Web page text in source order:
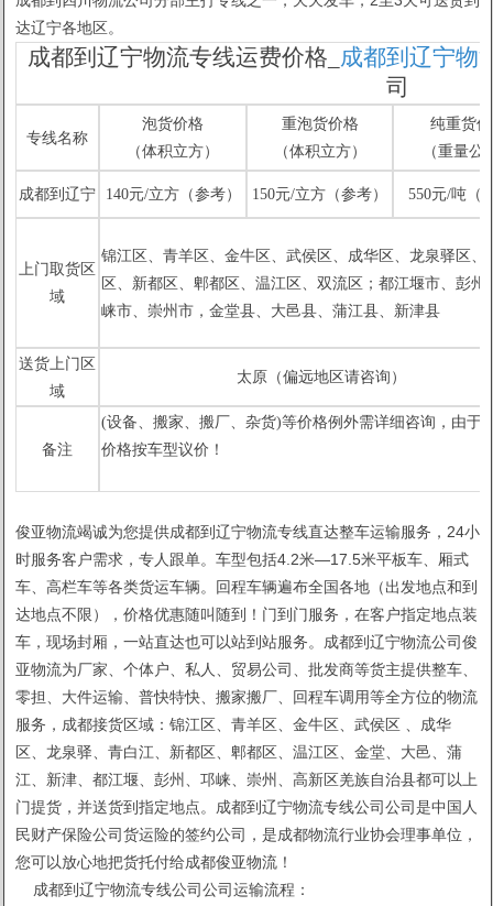
1 2
达辽宁各地区。
成都到辽宁物流专线运费价格_ 成都到辽宁物
司
专线名称
泡货价格
（体积立方）
重泡货价格
（体积立方）
纯重货
（重量公
成都到辽宁 140元/立方（参考） 150元/立方（参考） 550元/吨（
上门取货区
域
锦江区、青羊区、金牛区、武侯区、成华区、龙泉驿区、
区、新都区、郫都区、温江区、双流区；都江堰市、彭州
崃市、崇州市，金堂县、 大邑县、蒲江县、新津县
送货上门区
域
太原（偏远地区请咨询）
备注
(设备、搬家、搬厂、杂货)等价格例外需详细咨询，由于
价格按车型议价！
俊亚物流竭诚为您提供成都到辽宁物流专线直达整车运输服务，24小
时服务客户需求，专人跟单。车型包括4.2米—17.5米平板车、厢式
车、高栏车等各类货运车辆。回程车辆遍布全国各地（出发地点和到
达地点不限），价格优惠随叫随到！门到门服务，在客户指定地点装
车，现场封厢，一站直达也可以站到站服务。成都到辽宁物流公司俊
亚物流为厂家、个体户、私人、贸易公司、批发商等货主提供整车、
零担、大件运输、普快特快、搬家搬厂、回程车调用等全方位的物流
服务，成都接货区域：锦江区、青羊区、金牛区、武侯区 、成华
区、龙泉驿、青白江、新都区、郫都区、温江区、金堂、大邑、蒲
江、新津、都江堰、彭州、邛崃、崇州、高新区羌族自治县都可以上
门提货，并送货到指定地点。成都到辽宁物流专线公司公司是中国人
民财产保险公司货运险的签约公司，是成都物流行业协会理事单位，
您可以放心地把货托付给成都俊亚物流！
成都到辽宁物流专线公司公司运输流程：